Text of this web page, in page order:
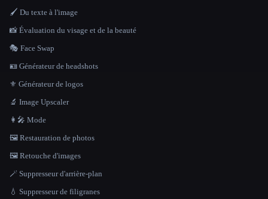
🖌️ Du texte à l'image
📸 Évaluation du visage et de la beauté
🎭 Face Swap
🪪 Générateur de headshots
⚜️ Générateur de logos
🔬 Image Upscaler
👩‍🎤 Mode
🖼️ Restauration de photos
🖼️ Retouche d'images
🪄 Suppresseur d'arrière-plan
💧 Suppresseur de filigranes